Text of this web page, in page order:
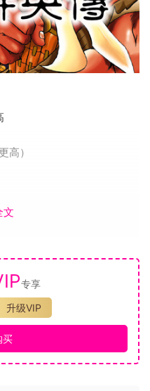
高）
）公司出品的一款策略战
部作品 ，于1998年发布。
略模式”，然后到“战争发
搜索，开发人口后可增加
加，武将可以多放一些，
上。每年年初发钱，也可以
文
专享
升级VIP
买